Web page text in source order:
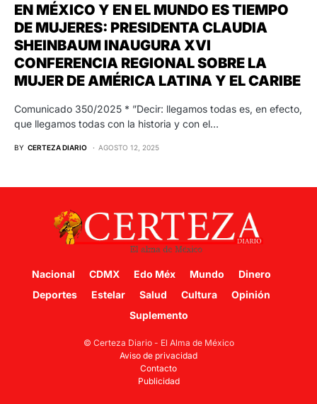
EN MÉXICO Y EN EL MUNDO ES TIEMPO
DE MUJERES: PRESIDENTA CLAUDIA
SHEINBAUM INAUGURA XVI
CONFERENCIA REGIONAL SOBRE LA
MUJER DE AMÉRICA LATINA Y EL CARIBE
Comunicado 350/2025 * ”Decir: llegamos todas es, en efecto,
que llegamos todas con la historia y con el…
BY CERTEZA DIARIO AGOSTO 12, 2025
Nacional CDMX Edo Méx Mundo
Dinero
Deportes
Estelar Salud Cultura
Opinión
Suplemento
© Certeza Diario - El Alma de México
Aviso de privacidad
Contacto
Publicidad